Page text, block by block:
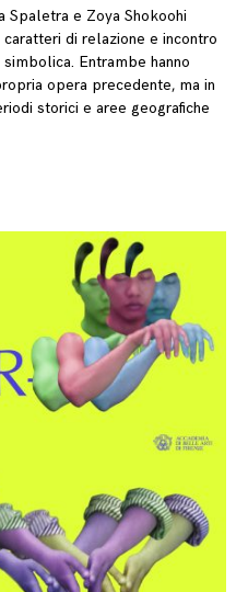
Spaletra e Zoya Shokoohi
di relazione e incontro
Entrambe hanno
opera precedente, ma in
storici e aree geografiche